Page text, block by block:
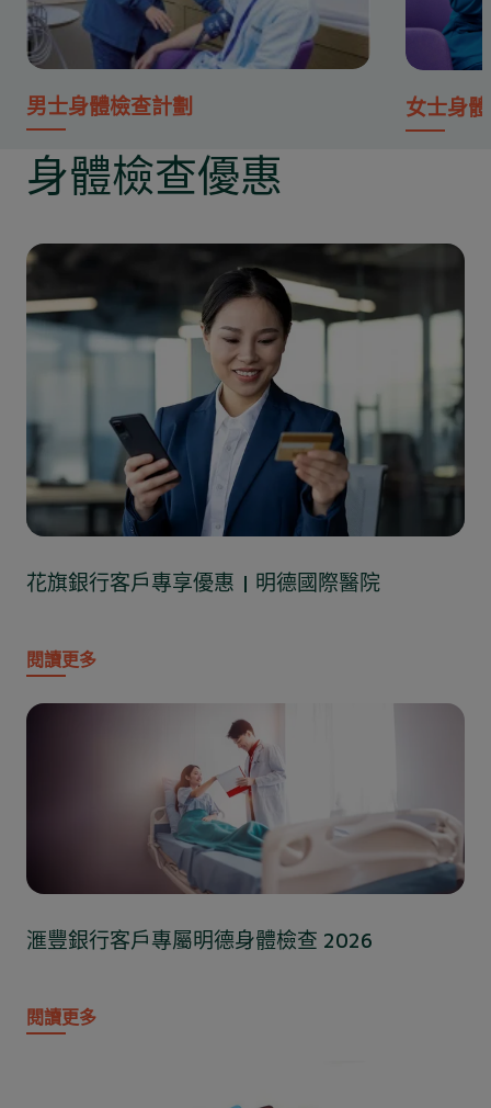
男士身體檢查計劃 女士身
身體檢查優惠
花旗銀行客戶專享優惠 | 明德國際醫院
閱讀更多
滙豐銀行客戶專屬明德身體檢查 2026
閱讀更多